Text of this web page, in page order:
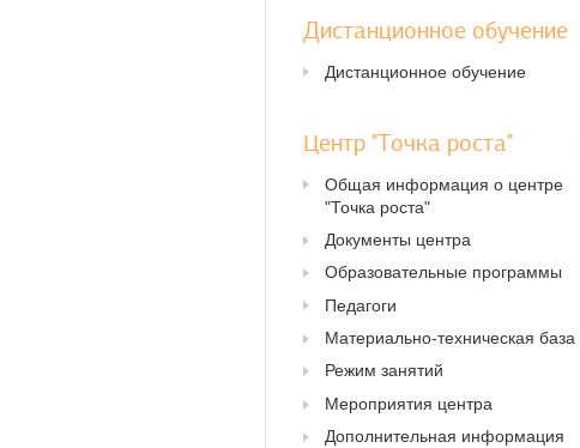
Дистанционное обучение
Дистанционное обучение
Центр "Точка роста"
Общая информация о центре
"Точка роста"
Документы центра
Образовательные программы
Педагоги
Материально-техническая база
Режим занятий
Мероприятия центра
Дополнительная информация